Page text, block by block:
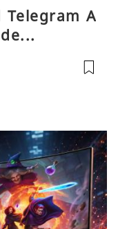
Telegram A